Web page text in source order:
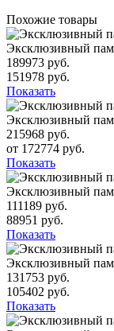
Похожие товары
Эксклюзивный
189973 руб.
151978 руб.
Показать
Эксклюзивный
215968 руб.
от 172774 руб.
Показать
Эксклюзивный
111189 руб.
88951 руб.
Показать
Эксклюзивный
131753 руб.
105402 руб.
Показать